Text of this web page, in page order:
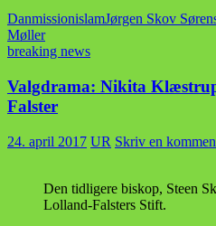
DanmissionislamJørgen Skov
Møller
breaking news
Valgdrama: Nikita
Falster
24. april 2017 UR Skriv en
Den tidligere biskop, Steen
Lolland-Falsters Stift.